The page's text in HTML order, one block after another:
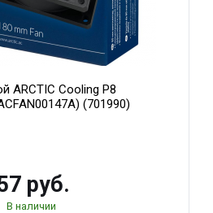
ARCTIC Cooling P8
(701990)
руб.
В наличии